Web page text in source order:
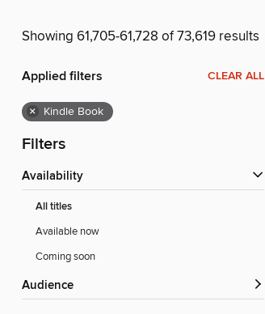
Showing 61,705-61,728 of 73,619 results
Applied filters CLEAR ALL
× Kindle Book
Filters
Availability
All titles
Available now
Coming soon
Audience